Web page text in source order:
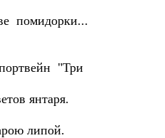
помидорки...
"Три
янтаря.
липой.